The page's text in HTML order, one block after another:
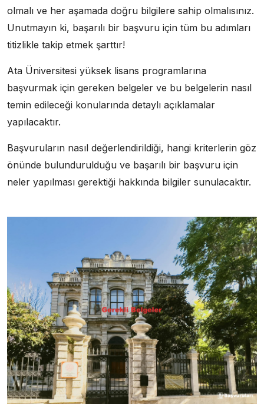
olmalı ve her aşamada doğru bilgilere sahip olmalısınız.
Unutmayın ki, başarılı bir başvuru için tüm bu adımları
titizlikle takip etmek şarttır!
Ata Üniversitesi yüksek lisans programlarına
başvurmak için gereken belgeler ve bu belgelerin nasıl
temin edileceği konularında detaylı açıklamalar
yapılacaktır.
Başvuruların nasıl değerlendirildiği, hangi kriterlerin göz
önünde bulundurulduğu ve başarılı bir başvuru için
neler yapılması gerektiği hakkında bilgiler sunulacaktır.